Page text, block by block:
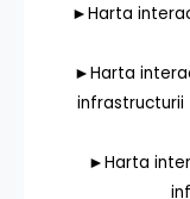
►Harta
►Harta
►Harta